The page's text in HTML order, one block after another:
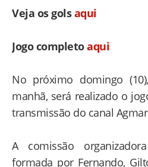
Veja os golsaqui
Jogo completoaqui
No próximo domingo
manhã, será realizado o
transmissão do canal
A comissão
formada por Fernando,